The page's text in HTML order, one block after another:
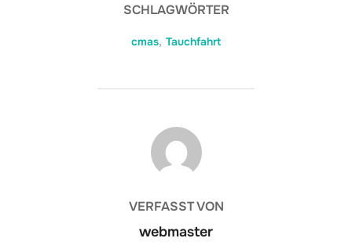
SCHLAGWÖRTER
cmas, Tauchfahrt
BEITRAGSAUTOR
VERFASST VON
webmaster